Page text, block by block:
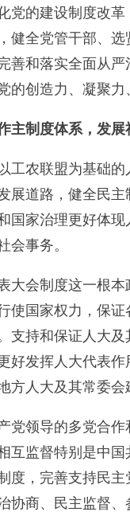
党的建设制度改
健全党管干部、
善和落实全面从
的创造力、凝聚
主制度体系，发
工农联盟为基础
展道路，健全民
国家治理更好体
会事务。
大会制度这一根
使国家权力，保
支持和保证人大
好发挥人大代表
方人大及其常委会
党领导的多党合
互监督特别是中
度，完善支持民
协商、民主监督